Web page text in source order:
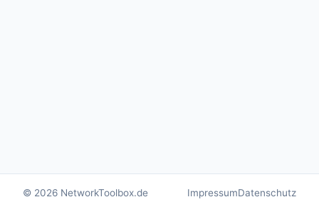
© 2026 NetworkToolbox.de ImpressumDatenschutz